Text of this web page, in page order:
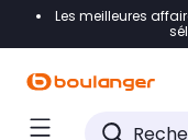
Accéder
Accéder
Les meilleures